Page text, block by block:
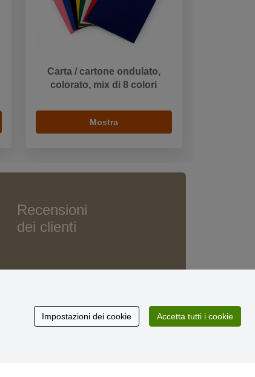
Carta / cartone ondulato,
colorato, mix di 8 colori
Mostra
Recensioni
dei clienti
Impostazioni dei cookie Accetta tutti i cookie